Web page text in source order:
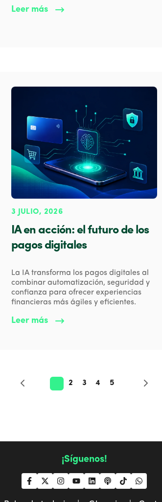
Leer más
3 JULIO, 2026
IA en acción: el futuro de los
pagos digitales
La IA transforma los pagos digitales al
combinar automatización, seguridad y
confianza para ofrecer experiencias
financieras más ágiles y eficientes.
Leer más
2 3 4 5
¡Síguenos!